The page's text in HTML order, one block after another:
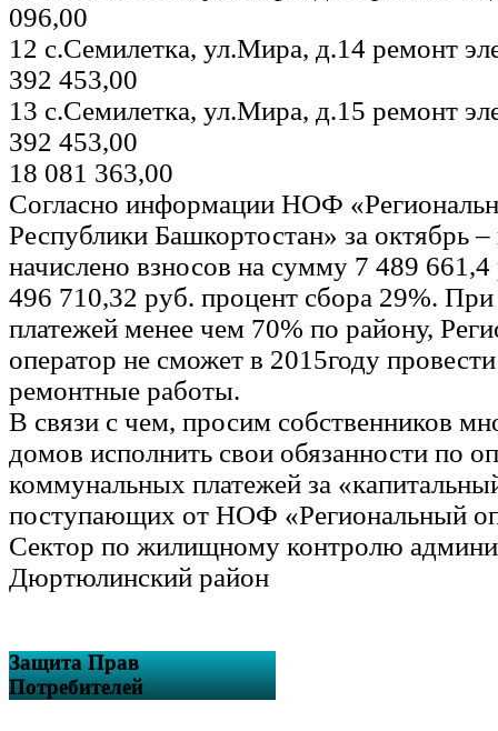
096,00
12 с.Семилетка, ул.Мира, д.14 ремонт
392 453,00
13 с.Семилетка, ул.Мира, д.15 ремонт
392 453,00
18 081 363,00
Согласно информации НОФ
Республики Башкортостан» за октябрь –
начислено взносов на сумму 7 489
496 710,32 руб. процент сбора 29%.
платежей менее чем 70% по району,
оператор не сможет в 2015году
ремонтные работы.
В связи с чем, просим собственников
домов исполнить свои обязанности по
коммунальных платежей за
поступающих от НОФ «Региональный
Сектор по жилищному контролю
Дюртюлинский район
Защита Прав
Потребителей